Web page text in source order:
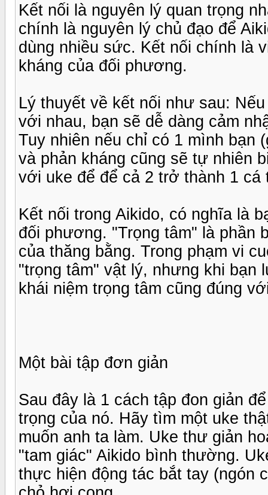
Kết nối là nguyên lý quan trọng
chính là nguyên lý chủ đạo để
dùng nhiều sức. Kết nối chính là
kháng của đối phương.
Lý thuyết về kết nối như sau:
với nhau, bạn sẽ dễ dàng cảm
Tuy nhiên nếu chỉ có 1 mình bạn
và phản kháng cũng sẽ tự nhiên
với uke để để cả 2 trở thành 1 cá
Kết nối trong Aikido, có nghĩa là
đối phương. "Trọng tâm" là phần
của thăng bằng. Trong phạm vi
"trọng tâm" vật lý, nhưng khi bạn
khái niệm trọng tâm cũng đúng
Một bài tập đơn giản
Sau đây là 1 cách tập đon giản
trọng của nó. Hãy tìm một uke
muốn anh ta làm. Uke thư giản
"tam giác" Aikido bình thường.
thực hiện động tác bắt tay (ngón